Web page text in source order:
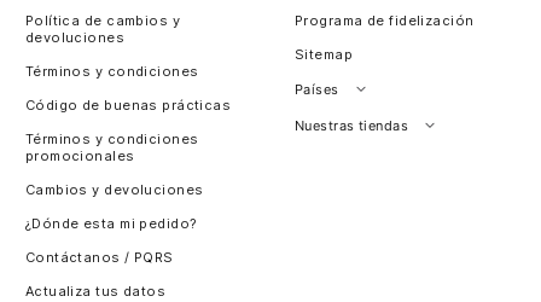
Política de cambios y
devoluciones
Términos y condiciones
Código de buenas prácticas
Términos y condiciones
promocionales
Cambios y devoluciones
¿Dónde esta mi pedido?
Contáctanos / PQRS
Actualiza tus datos
Programa de fidelización
Sitemap
Países
Perú
Nuestras tiendas